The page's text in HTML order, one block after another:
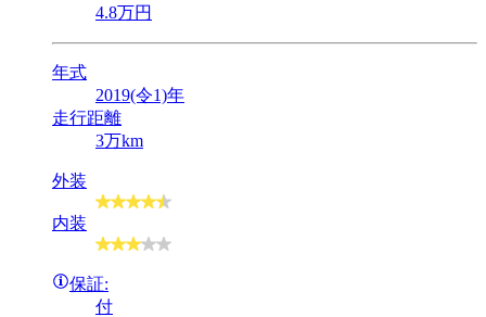
4.8万円
年式
2019(令1)年
走行距離
3万km
外装
内装
保証:
付